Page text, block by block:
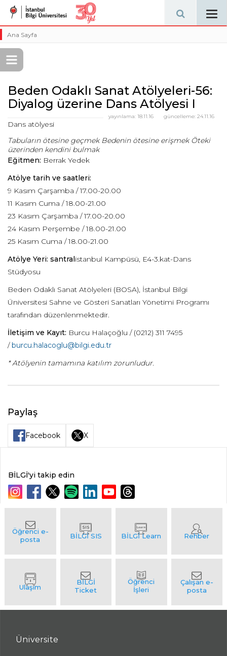
Ana Sayfa
Beden Odaklı Sanat Atölyeleri-56:
Diyalog üzerine Dans Atölyesi I
güncelleme: 24.11.16
yayınlama: 18.11.16
Dans atölyesi
Tabuların ötesine geçmek Bedenin ötesine erişmek Öteki
üzerinden kendini bulmak
Eğitmen: Berrak Yedek
Atölye tarih ve saatleri:
9 Kasım Çarşamba / 17.00-20.00
11 Kasım Cuma / 18.00-21.00
23 Kasım Çarşamba / 17.00-20.00
24 Kasım Perşembe / 18.00-21.00
25 Kasım Cuma / 18.00-21.00
Atölye Yeri: santralistanbul Kampüsü, E4-3.kat-Dans
Stüdyosu
Beden Odaklı Sanat Atölyeleri (BOSA), İstanbul Bilgi
Üniversitesi Sahne ve Gösteri Sanatları Yönetimi Programı
tarafından düzenlenmektedir.
İletişim ve Kayıt: Burcu Halaçoğlu / (0212) 311 7495
/burcu.halacoglu@bilgi.edu.tr
* Atölyenin tamamına katılım zorunludur.
Paylaş
Facebook X
BİLGİ'yi takip edin
Üniversite